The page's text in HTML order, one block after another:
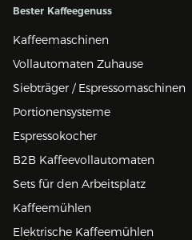
Bester Kaffeegenuss
Kaffeemaschinen
Vollautomaten Zuhause
Siebträger / Espressomaschinen
Portionensysteme
Espressokocher
B2B Kaffeevollautomaten
Sets für den Arbeitsplatz
Kaffeemühlen
Elektrische Kaffeemühlen